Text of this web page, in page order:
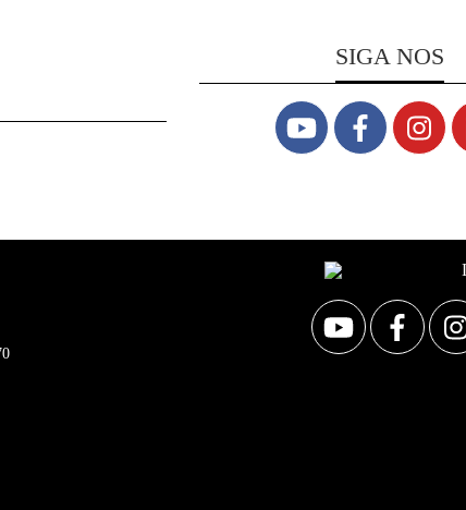
SIGA NOS